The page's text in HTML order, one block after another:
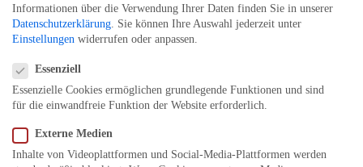
LinkedIn
Instagram
Facebook
Anmelden
Pardon our dust! We're
Informationen über die Verwendung Ihrer Daten finden Sie in unserer
Datenschutzerklärung Sie können Ihre Auswahl jederzeit unter
Einstellungen widerrufen oder anpassen.
Essenziell
Essenzielle Cookies ermöglichen grundlegende Funktionen und sind
für die einwandfreie Funktion der Website erforderlich.
Externe Medien
Inhalte von Videoplattformen und Social-Media-Plattformen werden